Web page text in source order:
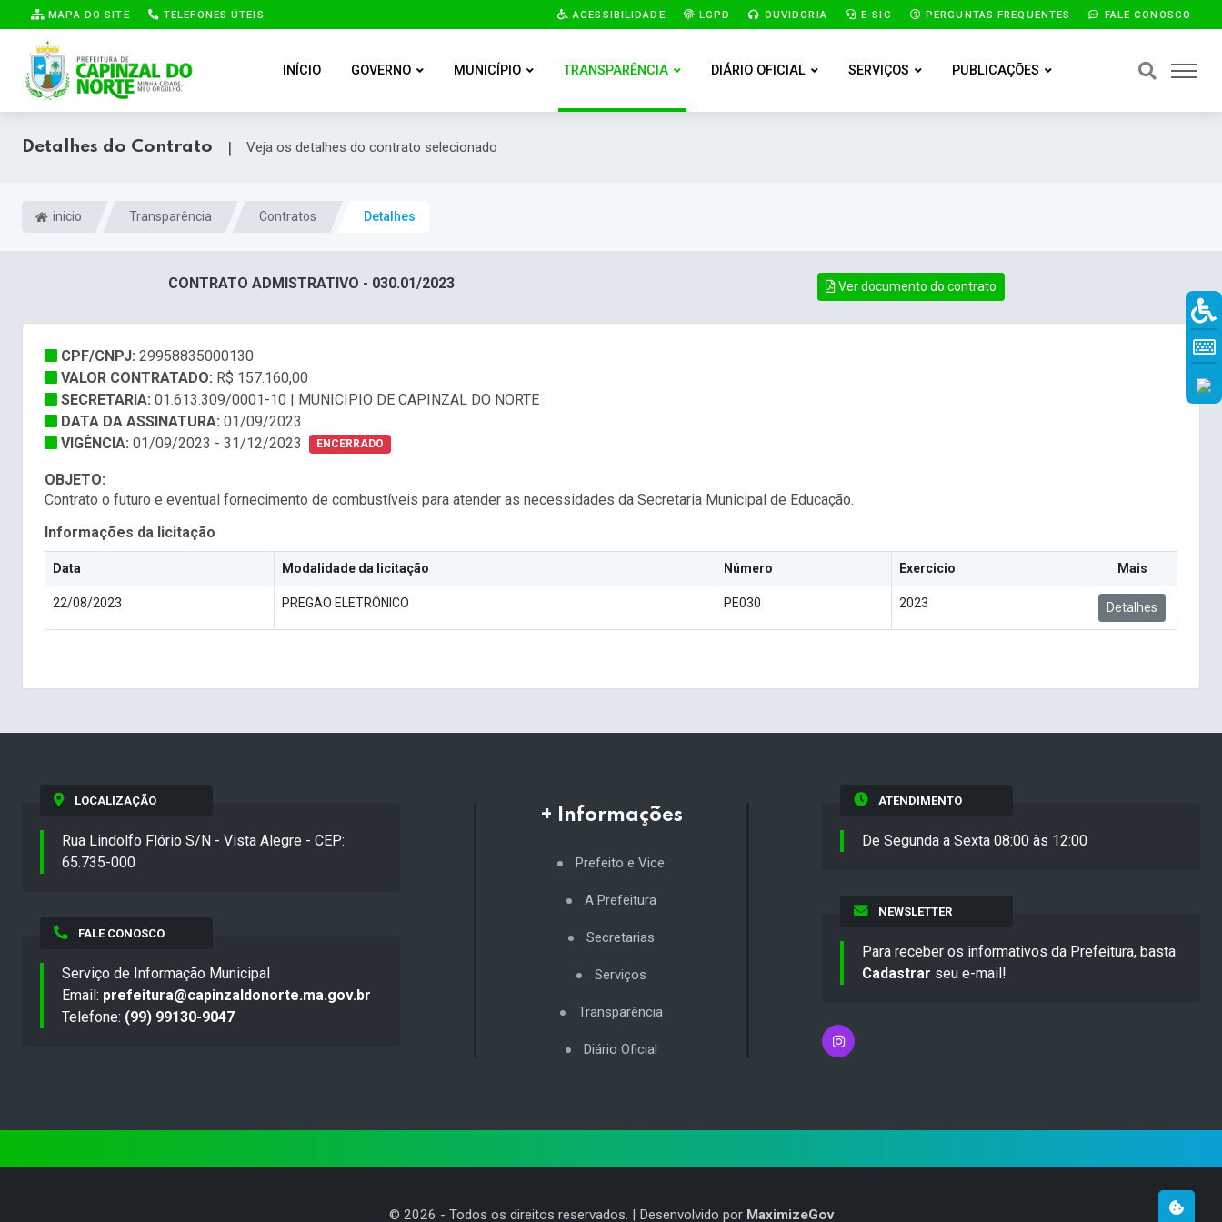
MAPA DO SITE TELEFONES ÚTEIS ACESSIBILIDADE LGPD OUVIDORIA E-SIC PERGUNTAS FREQUENTES FALE CONOSCO
INÍCIO GOVERNO MUNICÍPIO TRANSPARÊNCIA DIÁRIO OFICIAL SERVIÇOS PUBLICAÇÕES
Detalhes do Contrato | Veja os detalhes do contrato selecionado
inicio Transparência Contratos Detalhes
CONTRATO ADMISTRATIVO - 030.01/2023 Ver documento do contrato
CPF/CNPJ: 29958835000130
VALOR CONTRATADO: R$ 157.160,00
SECRETARIA: 01.613.309/0001-10 | MUNICIPIO DE CAPINZAL DO NORTE
DATA DA ASSINATURA: 01/09/2023
VIGÊNCIA: 01/09/2023 - 31/12/2023 ENCERRADO
OBJETO:
Contrato o futuro e eventual fornecimento de combustíveis para atender as necessidades da Secretaria Municipal de Educação.
Informações da licitação
Data Modalidade da licitação Número Exercicio Mais
22/08/2023 PREGÃO ELETRÔNICO PE030 2023 Detalhes
LOCALIZAÇÃO
Rua Lindolfo Flório S/N - Vista Alegre - CEP:
65.735-000
FALE CONOSCO
Serviço de Informação Municipal
Email: prefeitura@capinzaldonorte.ma.gov.br
Telefone: (99) 99130-9047
+ Informações
Prefeito e Vice
A Prefeitura
Secretarias
Serviços
Transparência
Diário Oficial
ATENDIMENTO
De Segunda a Sexta 08:00 às 12:00
NEWSLETTER
Para receber os informativos da Prefeitura, basta
Cadastrar seu e-mail!
© 2026 - Todos os direitos reservados. | Desenvolvido por MaximizeGov